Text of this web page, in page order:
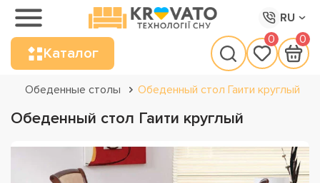
RU
Каталог
0 0
Обеденные столы Обеденный стол Гаити круглый
Обеденный стол Гаити круглый